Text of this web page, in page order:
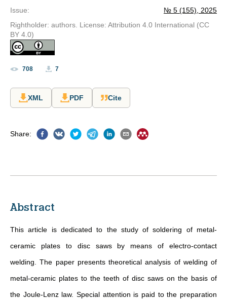
Issue:
№ 5 (155), 2025
Rightholder: authors. License: Attribution 4.0 International (CC
BY 4.0)
708 7
XML PDF Cite
Share:
Abstract
This article is dedicated to the study of soldering of metal-
ceramic plates to disc saws by means of electro-contact
welding. The paper presents theoretical analysis of welding of
metal-ceramic plates to the teeth of disc saws on the basis of
the Joule-Lenz law. Special attention is paid to the preparation